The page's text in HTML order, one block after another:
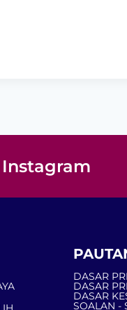
Instagram
DASAR
DASAR
DASAR
SOALAN -